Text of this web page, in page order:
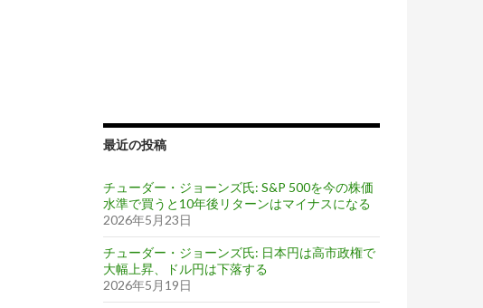
最近の投稿
チューダー・ジョーンズ氏: S&P 500を今の株価
水準で買うと10年後リターンはマイナスになる
2026年5月23日
チューダー・ジョーンズ氏: 日本円は高市政権で
大幅上昇、ドル円は下落する
2026年5月19日